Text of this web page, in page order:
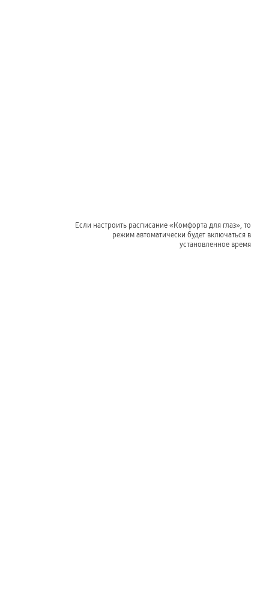
Если настроить расписание «Комфорта для глаз», то
режим автоматически будет включаться в
установленное время